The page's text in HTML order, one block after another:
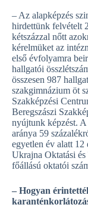
– Az alapképzés
hirdettünk felvételt
kétszázzal nőtt
kérelmüket az
első évfolyamra
hallgatói
összesen 987
szakgimnázium öt
Szakképzési
Beregszászi
nyújtunk képzést.
aránya 59
egyetlen év alatt 12
Ukrajna Oktatási
főállású oktatói
– Hogyan